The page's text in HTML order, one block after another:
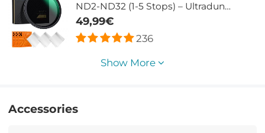
ND2-ND32 (1-5 Stops) – Ultradun
Weerbestendig – Nano Xcel
49,99€
236
Show More
Accessories